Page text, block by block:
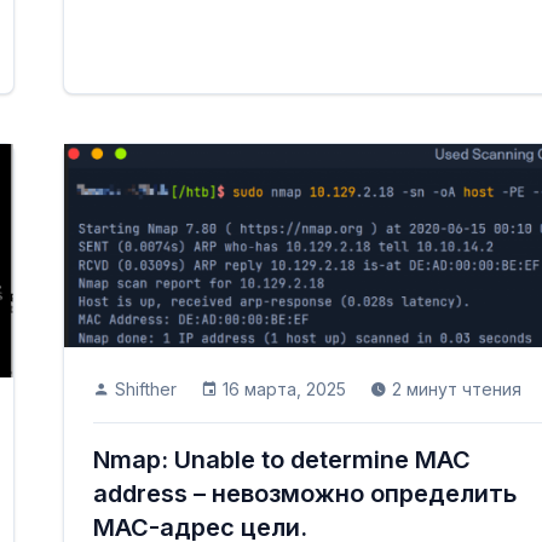
Shifther 16 марта, 2025 2 минут чтения
Nmap: Unable to determine MAC
address – невозможно определить
MAC-адрес цели.